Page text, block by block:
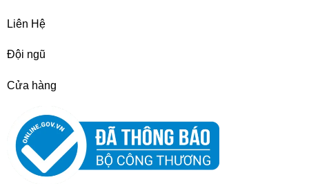
Liên Hệ
Đội ngũ
Cửa hàng